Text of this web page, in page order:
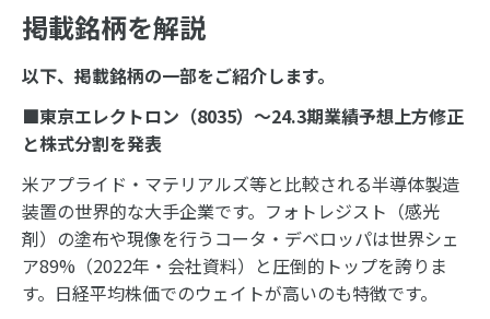
掲載銘柄を解説
以下、掲載銘柄の一部をご紹介します。
■東京エレクトロン（8035）～24.3期業績予想上方修正
と株式分割を発表
米アプライド・マテリアルズ等と比較される半導体製造
装置の世界的な大手企業です。フォトレジスト（感光
剤）の塗布や現像を行うコータ・デベロッパは世界シェ
ア89%（2022年・会社資料）と圧倒的トップを誇りま
す。日経平均株価でのウェイトが高いのも特徴です。